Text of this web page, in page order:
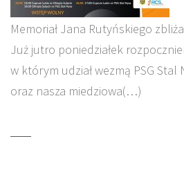
Memoriał Jana Rutyńskiego
Już jutro poniedziałek
w którym udział wezmą PSG Stal
oraz nasza miedziowa(…)